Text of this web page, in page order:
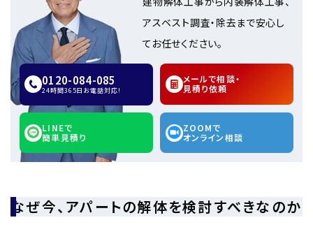
アスベスト調査・除去まで安心し
てお任せください。
0120-084-085
24時間365日お電話対応!
メールで相談・
見積り依頼
LINEで
簡単見積り
ZOOMで
オンライン相談
なぜ今、アパートの解体を検討すべきなのか